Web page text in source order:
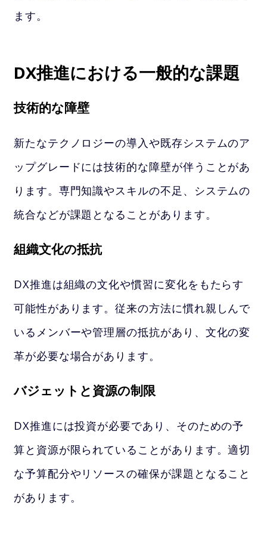
ます。
DX推進における一般的な課題
技術的な障壁
新たなテクノロジーの導入や既存システムのア
ップグレードには技術的な障壁が伴うことがあ
ります。専門知識やスキルの不足、システムの
統合などが課題となることがあります。
組織文化の抵抗
DX推進は組織の文化や慣習に変化をもたらす
可能性があります。従来の方法に慣れ親しんで
いるメンバーや管理層の抵抗があり、文化の変
革が必要な場合があります。
バジェットと資源の制限
DX推進には投資が必要であり、そのための予
算と資源が限られていることがあります。適切
な予算配分やリソースの確保が課題となること
があります。